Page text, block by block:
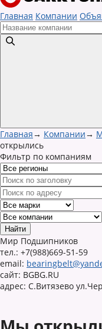
Главная Компании
Главная→ Компании→
открылись
Фильтр по компаниям
Мир Подшипников
тел.: +7(988)669-51-59
email:
сайт: BGBG.RU
адрес: С.Витязево